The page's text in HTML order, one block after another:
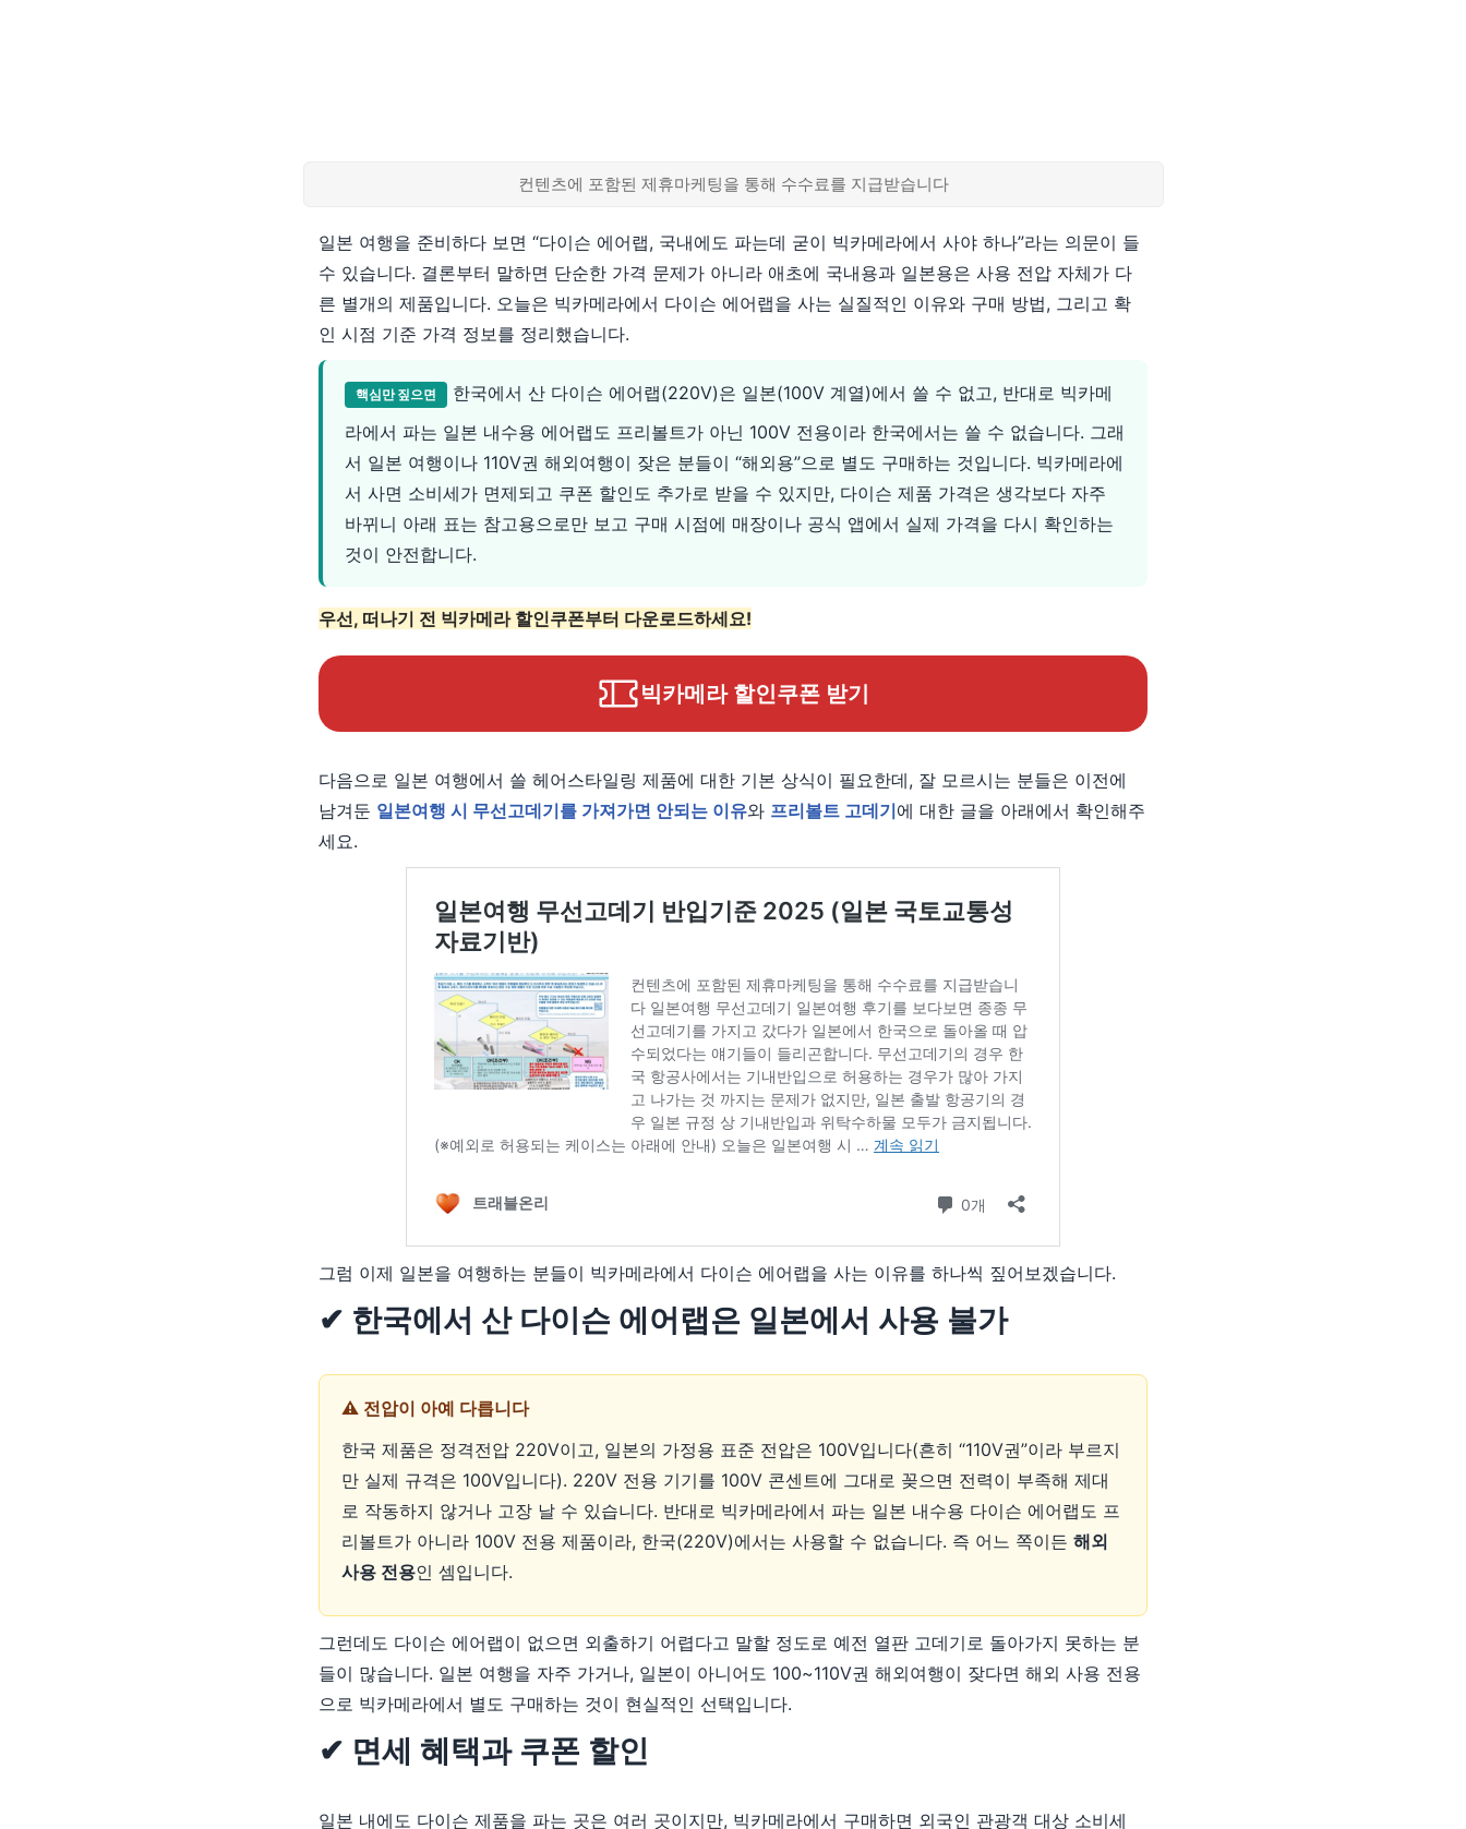
컨텐츠에 포함된 제휴마케팅을 통해 수수료를 지급받습니다
일본 여행을 준비하다 보면 “다이슨 에어랩, 국내에도 파는데 굳이 빅카메라에서 사야 하나”라는 의문이 들
수 있습니다. 결론부터 말하면 단순한 가격 문제가 아니라 애초에 국내용과 일본용은 사용 전압 자체가 다
른 별개의 제품입니다. 오늘은 빅카메라에서 다이슨 에어랩을 사는 실질적인 이유와 구매 방법, 그리고 확
인 시점 기준 가격 정보를 정리했습니다.
핵심만 짚으면
한국에서 산 다이슨 에어랩(220V)은 일본(100V 계열)에서 쓸 수 없고, 반대로 빅카메
라에서 파는 일본 내수용 에어랩도 프리볼트가 아닌 100V 전용이라 한국에서는 쓸 수 없습니다. 그래
서 일본 여행이나 110V권 해외여행이 잦은 분들이 “해외용”으로 별도 구매하는 것입니다. 빅카메라에
서 사면 소비세가 면제되고 쿠폰 할인도 추가로 받을 수 있지만, 다이슨 제품 가격은 생각보다 자주
바뀌니 아래 표는 참고용으로만 보고 구매 시점에 매장이나 공식 앱에서 실제 가격을 다시 확인하는
것이 안전합니다.
우선, 떠나기 전 빅카메라 할인쿠폰부터 다운로드하세요!
빅카메라 할인쿠폰 받기
다음으로 일본 여행에서 쓸 헤어스타일링 제품에 대한 기본 상식이 필요한데, 잘 모르시는 분들은 이전에
남겨둔 일본여행 시 무선고데기를 가져가면 안되는 이유와 프리볼트 고데기에 대한 글을 아래에서 확인해주
세요.
그럼 이제 일본을 여행하는 분들이 빅카메라에서 다이슨 에어랩을 사는 이유를 하나씩 짚어보겠습니다.
✔ 한국에서 산 다이슨 에어랩은 일본에서 사용 불가
⚠️ 전압이 아예 다릅니다
한국 제품은 정격전압 220V이고, 일본의 가정용 표준 전압은 100V입니다(흔히 “110V권”이라 부르지
만 실제 규격은 100V입니다). 220V 전용 기기를 100V 콘센트에 그대로 꽂으면 전력이 부족해 제대
로 작동하지 않거나 고장 날 수 있습니다. 반대로 빅카메라에서 파는 일본 내수용 다이슨 에어랩도 프
리볼트가 아니라 100V 전용 제품이라, 한국(220V)에서는 사용할 수 없습니다. 즉 어느 쪽이든 해외
사용 전용인 셈입니다.
그런데도 다이슨 에어랩이 없으면 외출하기 어렵다고 말할 정도로 예전 열판 고데기로 돌아가지 못하는 분
들이 많습니다. 일본 여행을 자주 가거나, 일본이 아니어도 100~110V권 해외여행이 잦다면 해외 사용 전용
으로 빅카메라에서 별도 구매하는 것이 현실적인 선택입니다.
✔ 면세 혜택과 쿠폰 할인
일본 내에도 다이슨 제품을 파는 곳은 여러 곳이지만, 빅카메라에서 구매하면 외국인 관광객 대상 소비세